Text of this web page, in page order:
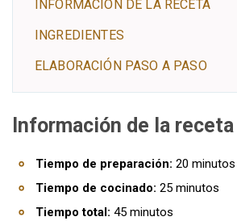
INFORMACIÓN DE LA RECETA
INGREDIENTES
ELABORACIÓN PASO A PASO
Información de la receta
Tiempo de preparación: 20 minutos
Tiempo de cocinado: 25 minutos
Tiempo total: 45 minutos